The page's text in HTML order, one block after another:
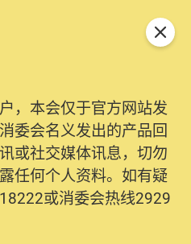
，本会仅于官方网站发
委会名义发出的产品回
或社交媒体讯息，切勿
任何个人资料。如有疑
或消委会热线2929
关闭